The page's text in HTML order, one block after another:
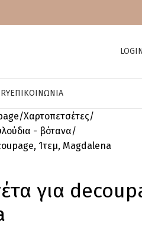
ΕΠΙΚΟΙΝΩΝΊΑ
Χαρτοπετσέτες
- βότανα
1τεμ, Magdalena
για